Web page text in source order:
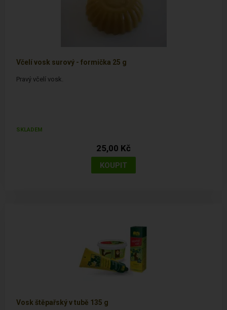
Včelí vosk surový - formička 25 g
Pravý včelí vosk.
SKLADEM
25,00 Kč
Vosk štěpařský v tubě 135 g